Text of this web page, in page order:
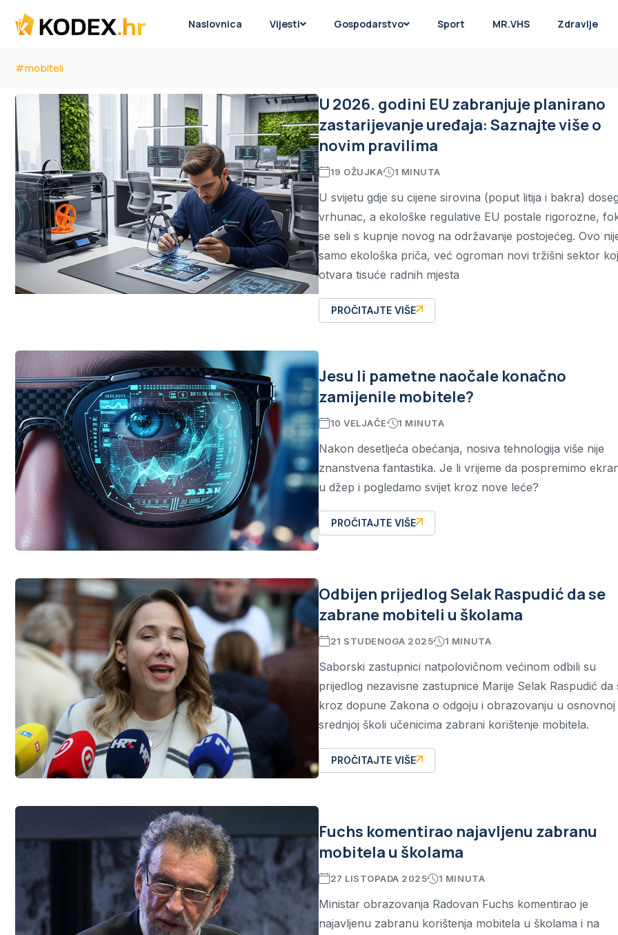
Naslovnica Vijesti Gospodarstvo Sport MR.VHS Zdravlje
#mobiteli
U 2026. godini EU zabranjuje planirano
zastarijevanje uređaja: Saznajte više o
novim pravilima
19 OŽUJKA 1 MINUTA
U svijetu gdje su cijene sirovina (poput litija i bakra)
vrhunac, a ekološke regulative EU postale rigorozne,
se seli s kupnje novog na održavanje postojećeg. Ovo
samo ekološka priča, već ogroman novi tržišni sektor
otvara tisuće radnih mjesta
PROČITAJTE VIŠE
Jesu li pametne naočale konačno
zamijenile mobitele?
10 VELJAČE 1 MINUTA
Nakon desetljeća obećanja, nosiva tehnologija više nije
znanstvena fantastika. Je li vrijeme da pospremimo
u džep i pogledamo svijet kroz nove leće?
PROČITAJTE VIŠE
Odbijen prijedlog Selak Raspudić da se
zabrane mobiteli u školama
21 STUDENOGA 2025 1 MINUTA
Saborski zastupnici natpolovičnom većinom odbili su
prijedlog nezavisne zastupnice Marije Selak Raspudić da
kroz dopune Zakona o odgoju i obrazovanju u osnovnoj
srednjoj školi učenicima zabrani korištenje mobitela.
PROČITAJTE VIŠE
Fuchs komentirao najavljenu zabranu
mobitela u školama
27 LISTOPADA 2025 1 MINUTA
Ministar obrazovanja Radovan Fuchs komentirao je
najavljenu zabranu korištenja mobitela u školama i na